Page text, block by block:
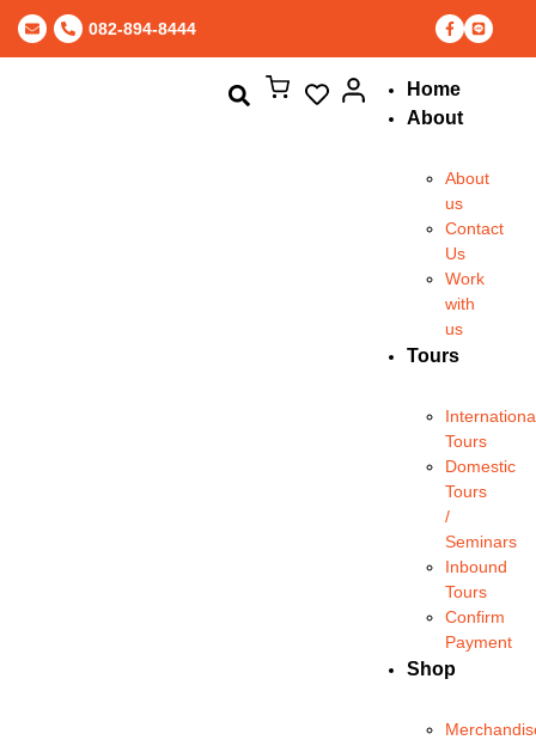
082-894-8444
Home
About
About
us
Contact
Us
Work
with
us
Tours
Tours
Domestic
Tours
/
Seminars
Inbound
Tours
Confirm
Payment
Shop